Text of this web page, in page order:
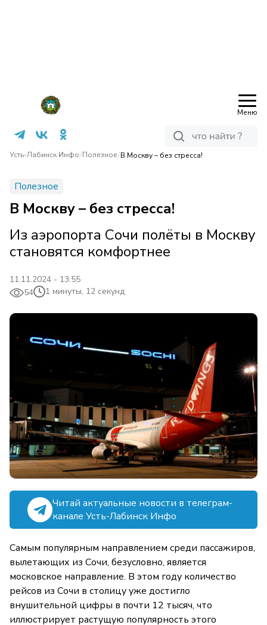
Меню
Усть-Лабинск Инфо/Полезное/В Москву – без стресса!
Полезное
В Москву – без стресса!
Из аэропорта Сочи полёты в Москву
становятся комфортнее
11.11.2024 - 13:55
54
1 минуты, 12 секунд
Читай актуальные новости в телеграм-
канале Усть-Лабинск Инфо
Самым популярным направлением среди пассажиров,
вылетающих из Сочи, безусловно, является
московское направление. В этом году количество
рейсов из Сочи в столицу уже достигло
внушительной цифры в почти 12 тысяч, что
иллюстрирует растущую популярность этого